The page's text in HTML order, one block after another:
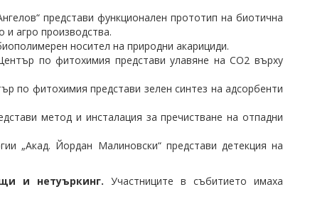
представи функционален прототип на биотична
и агро производства.
носител на природни акарициди.
по фитохимия представи улавяне на СО2 върху
по фитохимия представи зелен синтез на адсорбенти
метод и инсталация за пречистване на отпадни
„Акад. Йордан Малиновски“ представи детекция на
и нетуъркинг. Участниците в събитието имаха